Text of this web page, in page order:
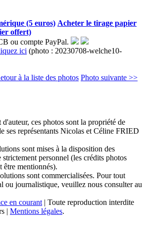
(5 euros) Acheter le tirage papier
offert)
ou compte PayPal.
ici (photo : 20230708-welche10-
à la liste des photos Photo suivante >>
ces photos sont la propriété de
ses représentants Nicolas et Céline FRIED
sont mises à la disposition des
personnel (les crédits photos
mentionnés).
sont commercialisées. Pour tout
ou journalistique, veuillez nous consulter au
en courant | Toute reproduction interdite
| Mentions légales.